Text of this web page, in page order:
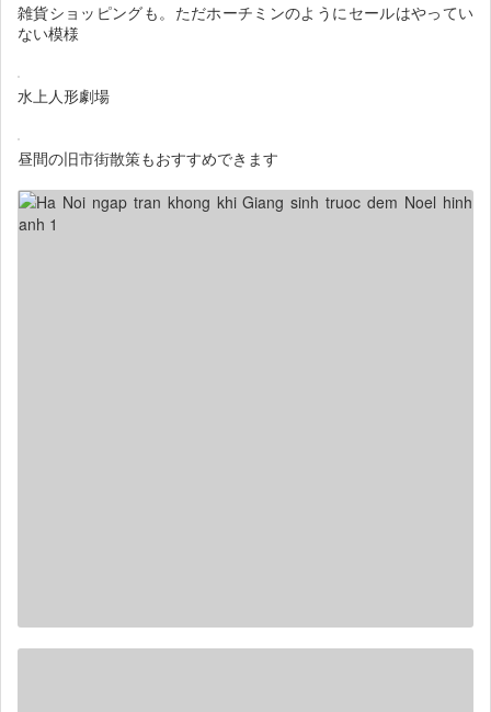
雑貨ショッピングも。ただホーチミンのようにセールはやってい
ない模様
水上人形劇場
昼間の旧市街散策もおすすめできます